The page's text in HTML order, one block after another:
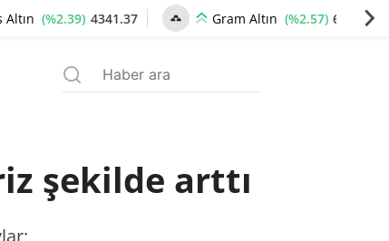
Altın (%2.39) 4341.37 Gram Altın (%2.57) 6659.77
şekilde arttı